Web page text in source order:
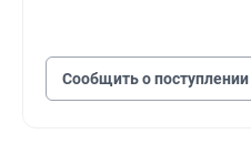
Сообщить о поступлении